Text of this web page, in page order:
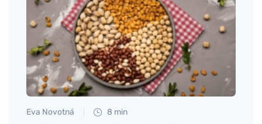
Eva Novotná 8 min